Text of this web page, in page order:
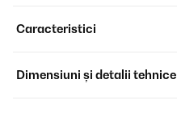
Caracteristici
Dimensiuni și detalii tehnice